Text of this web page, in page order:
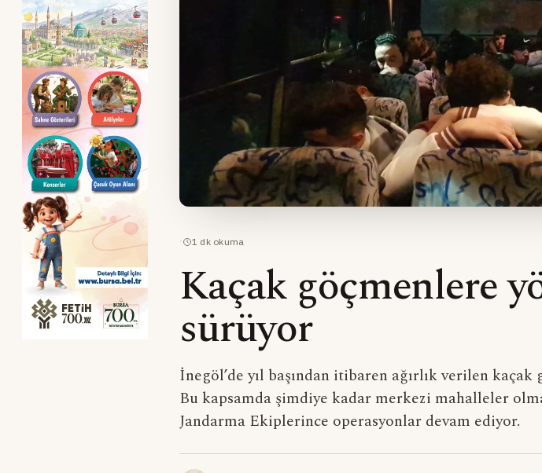
· 1 dk okuma
Kaçak göçmenlere
sürüyor
İnegöl’de yıl başından itibaren ağırlık verilen
Bu kapsamda şimdiye kadar merkezi mahalleler
Jandarma Ekiplerince operasyonlar devam ediyor.